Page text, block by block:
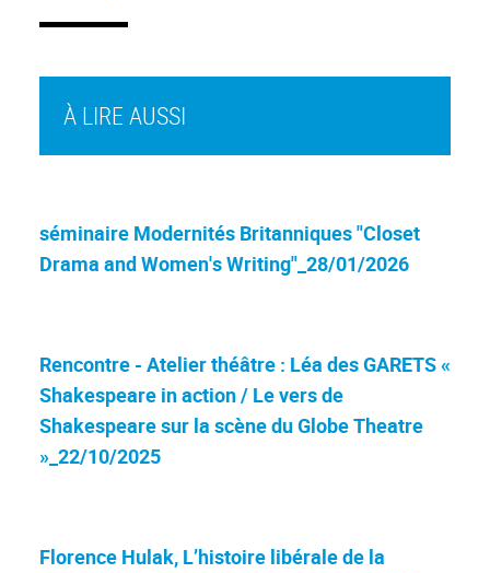
À LIRE AUSSI
séminaire Modernités Britanniques "Closet
Drama and Women's Writing"_28/01/2026
Rencontre - Atelier théâtre : Léa des GARETS «
Shakespeare in action / Le vers de
Shakespeare sur la scène du Globe Theatre
»_22/10/2025
Florence Hulak, L’histoire libérale de la